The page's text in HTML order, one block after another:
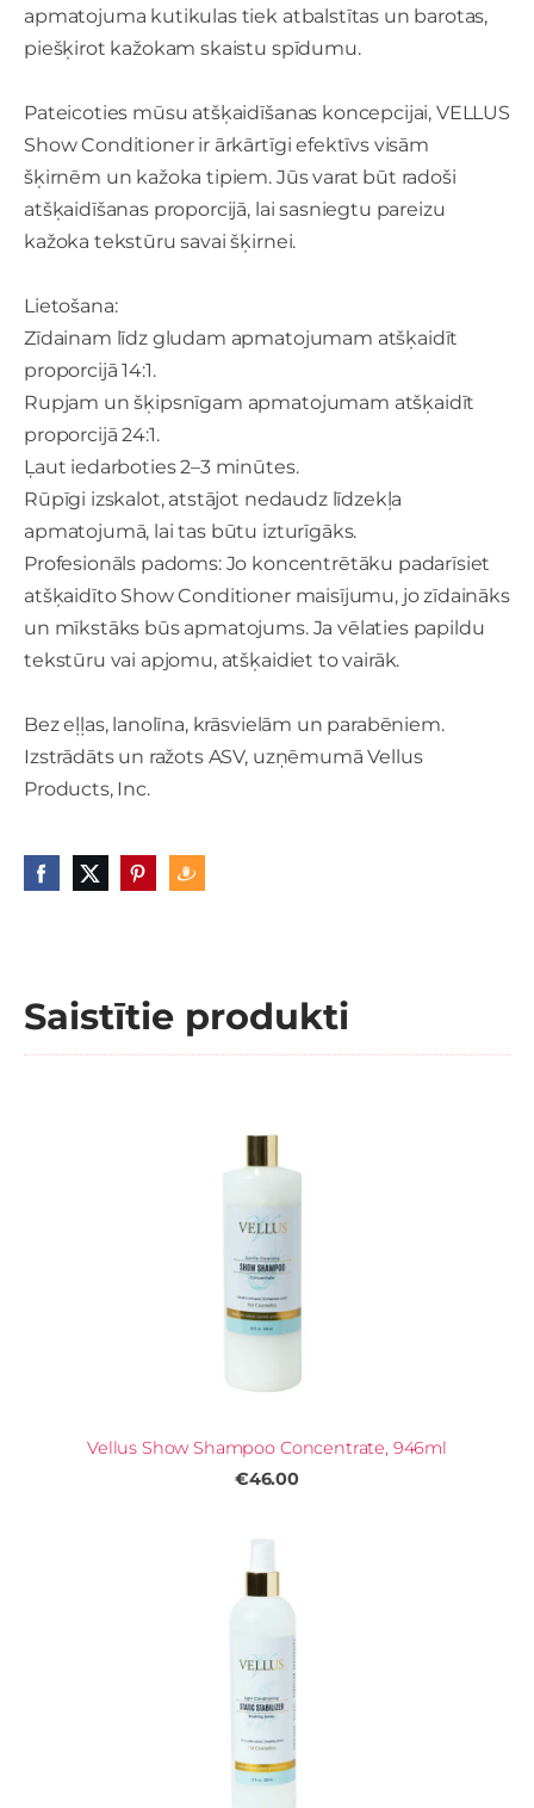
apmatojuma kutikulas tiek atbalstītas un barotas,
piešķirot kažokam skaistu spīdumu.
Pateicoties mūsu atšķaidīšanas koncepcijai, VELLUS
Show Conditioner ir ārkārtīgi efektīvs visām
šķirnēm un kažoka tipiem. Jūs varat būt radoši
atšķaidīšanas proporcijā, lai sasniegtu pareizu
kažoka tekstūru savai šķirnei.
Lietošana:
Zīdainam līdz gludam apmatojumam atšķaidīt
proporcijā 14:1.
Rupjam un šķipsnīgam apmatojumam atšķaidīt
proporcijā 24:1.
Ļaut iedarboties 2–3 minūtes.
Rūpīgi izskalot, atstājot nedaudz līdzekļa
apmatojumā, lai tas būtu izturīgāks.
Profesionāls padoms: Jo koncentrētāku padarīsiet
atšķaidīto Show Conditioner maisījumu, jo zīdaināks
un mīkstāks būs apmatojums. Ja vēlaties papildu
tekstūru vai apjomu, atšķaidiet to vairāk.
Bez eļļas, lanolīna, krāsvielām un parabēniem.
Izstrādāts un ražots ASV, uzņēmumā Vellus
Products, Inc.
Saistītie produkti
Vellus Show Shampoo Concentrate, 946ml
€46.00